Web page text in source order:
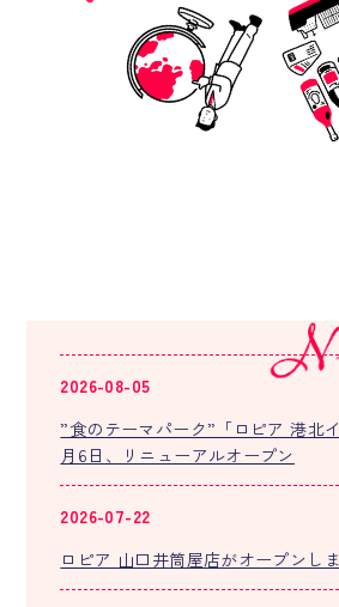
2026-08-05
”食のテーマパーク”「ロピア 港北
月6日、リニューアルオープン
2026-07-22
ロピア 山口井筒屋店がオープンし